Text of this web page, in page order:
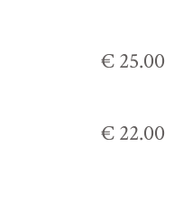
€ 25.00
€ 22.00